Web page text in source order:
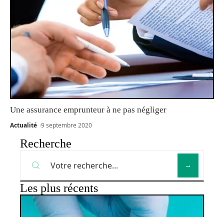
Une assurance emprunteur à ne pas négliger
Actualité 9 septembre 2020
Recherche
Les plus récents